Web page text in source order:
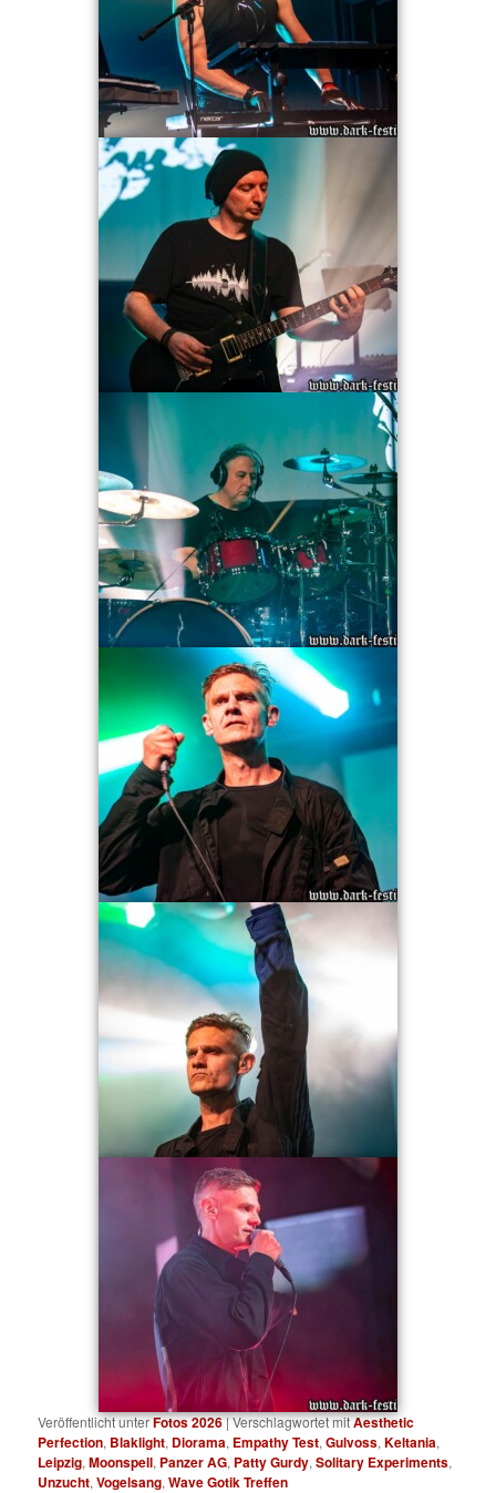
Veröffentlicht unterFotos 2026|Verschlagwortet mitAesthetic
Perfection, Blaklight, Diorama, Empathy Test,Gulvoss,Keltania,
Leipzig,Moonspell, Panzer AG, Patty Gurdy,Solitary Experiments,
Unzucht,Vogelsang,Wave Gotik Treffen